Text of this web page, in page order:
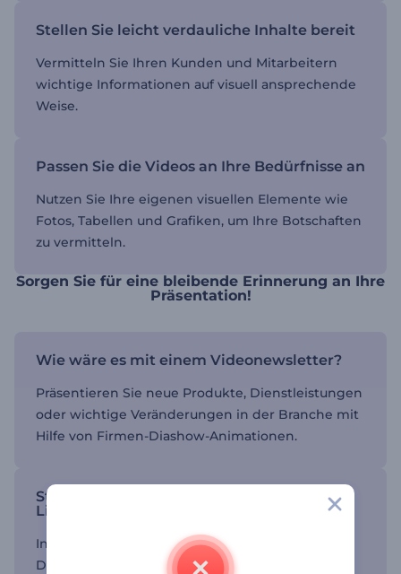
Stellen Sie leicht verdauliche Inhalte bereit
Vermitteln Sie Ihren Kunden und Mitarbeitern
wichtige Informationen auf visuell ansprechende
Weise.
Passen Sie die Videos an Ihre Bedürfnisse an
Nutzen Sie Ihre eigenen visuellen Elemente wie
Fotos, Tabellen und Grafiken, um Ihre Botschaften
zu vermitteln.
Sorgen Sie für eine bleibende Erinnerung an Ihre
Präsentation!
Wie wäre es mit einem Videonewsletter?
Präsentieren Sie neue Produkte, Dienstleistungen
oder wichtige Veränderungen in der Branche mit
Hilfe von Firmen-Diashow-Animationen.
Stellen Sie Ihr Unternehmen im besten
Licht dar
Informieren Sie mit interaktiven animierten
Diashows über die Missionen und Werte Ihres